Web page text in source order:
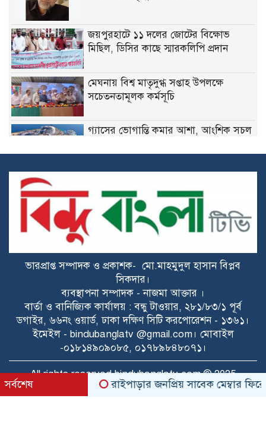
জয়পুরহাটে ১১ দলের জোটের বিক্ষোভ
মিছিল, ডিসির কাছে স্মারকলিপি প্রদান
মেঘনায় বিশ্ব মাতৃদুগ্ধ সপ্তাহ উপলক্ষে
সচেতনতামূলক কর্মসূচি
গ্যাসের ভোগান্তি কমার আশা, আংশিক সচল
ভারত? প্রশ্ন তুলল বিএনপি
ডকুমেন্টরিতে আবু সাঈদ ও খালেদা জিয়ার
ছবি না থাকা নিয়ে যা বললেন রাষ্ট্রপতি
ট্রাইব্যুনালে কল রেকর্ড: সাদ্দাম-ইনানকে
ফোনে হামলার নির্দেশ দেন ওবায়দুল কাদের
স্কুলছাত্রী ধর্ষণ মামলায় অভিযুক্ত ৩ কিশোর
আদালতে
শেখ হাসিনাকে ফেরাতে গোপন তৎপরতা’:
নোবিপ্রবির শিক্ষকদের সংশ্লিষ্টতা অনুসন্ধানে
ফ্যাক্ট-ফাইন্ডিং কমিটি
ভারপ্রাপ্ত সম্পাদক ও প্রকাশক- মো.মাহমুদুল হাসান বিপ্লব
সিকদার।
ব্যবস্থাপনা সম্পাদক - নাজমা আক্তার ।
বার্তা ও বানিজ্যিক কার্যালয় : বন্ধু টাওয়ার, ২৮১/৮৩/১ পূর্ব
ডগাইর, ৬৬নং ওয়ার্ড, ঢাকা দক্ষিণ সিটি করপোরেশন - ১৩৬১।
ইমেইল - bindubanglatv @gmail.com। মোবাইল
-০১৮১৪৯০৯০৮৫, ০১৭৮৯৮৪৮০৭১।
All rights reserved bindubanglatv.com © 2025
সর্বশেষ রাইপাড়ার জনপ্রিয় সাবেক মেম্বার ফিরোজ